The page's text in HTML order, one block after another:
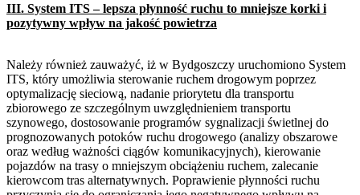
III. System ITS – lepsza płynność ruchu to mniejsze korki i
pozytywny wpływ na jakość powietrza
Należy również zauważyć, iż w Bydgoszczy uruchomiono System
ITS, który umożliwia sterowanie ruchem drogowym poprzez
optymalizację sieciową, nadanie priorytetu dla transportu
zbiorowego ze szczególnym uwzględnieniem transportu
szynowego, dostosowanie programów sygnalizacji świetlnej do
prognozowanych potoków ruchu drogowego (analizy obszarowe
oraz według ważności ciągów komunikacyjnych), kierowanie
pojazdów na trasy o mniejszym obciążeniu ruchem, zalecanie
kierowcom tras alternatywnych. Poprawienie płynności ruchu